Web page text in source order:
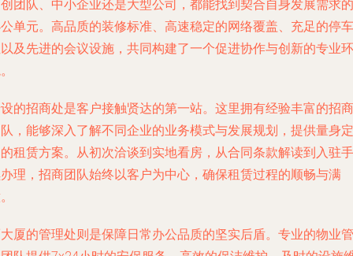
团队、中小企业还是大型公司，都能找到契合自身发展需求的
单元。高品质的装修标准、高速稳定的网络覆盖、充足的停车
及先进的会议设施，共同构建了一个促进协作与创新的专业环
的招商处是客户接触贤达的第一站。这里拥有经验丰富的招商
，能够深入了解不同企业的业务模式与发展规划，提供量身定
租赁方案。从初次洽谈到实地看房，从合同条款解读到入驻手
理，招商团队始终以客户为中心，确保租赁过程的顺畅与满
厦的管理处则是保障日常办公品质的坚实后盾。专业的物业管